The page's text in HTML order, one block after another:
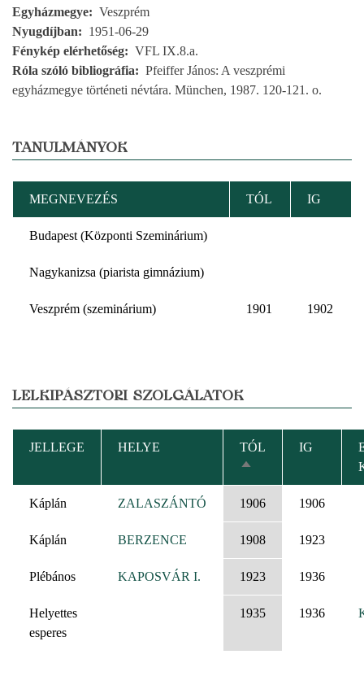
Egyházmegye
Veszprém
Nyugdíjban
1951-06-29
Fénykép elérhetőség
VFL IX.8.a.
Róla szóló bibliográfia
Pfeiffer János: A veszprémi
egyházmegye történeti névtára. München, 1987. 120-121. o.
TANULMÁNYOK
MEGNEVEZÉS TÓL IG
Budapest (Központi Szeminárium)
Nagykanizsa (piarista gimnázium)
Veszprém (szeminárium) 1901 1902
LELKIPÁSZTORI SZOLGÁLATOK
JELLEGE HELYE
TÓL
CSÖKKENŐ
RENDEZÉS
IG
Káplán ZALASZÁNTÓ 1906 1906
Káplán BERZENCE 1908 1923
Plébános KAPOSVÁR I. 1923 1936
Helyettes
esperes
1935 1936